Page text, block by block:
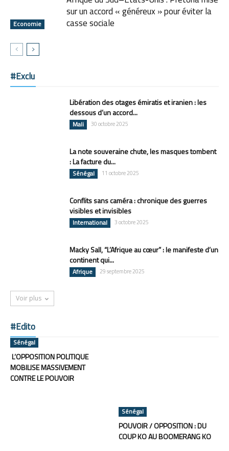
Economie
sur un accord « généreux » pour éviter la
casse sociale
#Exclu
Libération des otages émiratis et iranien : les
dessous d’un accord...
Mali 30 octobre 2025
La note souveraine chute, les masques tombent
: La facture du...
Sénégal 11 octobre 2025
Conflits sans caméra : chronique des guerres
visibles et invisibles
International 3 octobre 2025
Macky Sall, “L’Afrique au cœur” : le manifeste d’un
continent qui...
Afrique 29 septembre 2025
Voir plus
#Edito
Sénégal
L’OPPOSITION POLITIQUE
MOBILISE MASSIVEMENT
CONTRE LE POUVOIR
Sénégal
POUVOIR / OPPOSITION : DU
COUP KO AU BOOMERANG KO